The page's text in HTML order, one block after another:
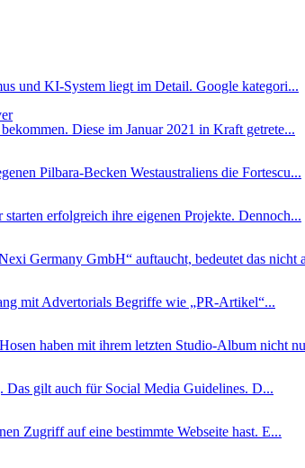
und KI-System liegt im Detail. Google kategori...
Diese im Januar 2021 in Kraft getrete...
Pilbara-Becken Westaustraliens die Fortescu...
erfolgreich ihre eigenen Projekte. Dennoch...
Germany GmbH“ auftaucht, bedeutet das nicht
mit Advertorials Begriffe wie „PR-Artikel“...
haben mit ihrem letzten Studio-Album nicht
Das gilt auch für Social Media Guidelines. D...
Zugriff auf eine bestimmte Webseite hast. E...